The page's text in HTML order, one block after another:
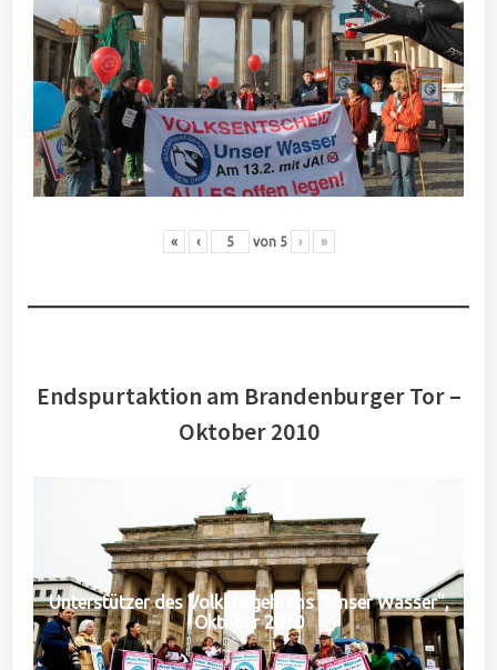
« ‹ von 5 › »
Endspurtaktion am Brandenburger Tor –
Oktober 2010
Unterstützer des Volksbegehrens "Unser Wasser",
Oktober 2010